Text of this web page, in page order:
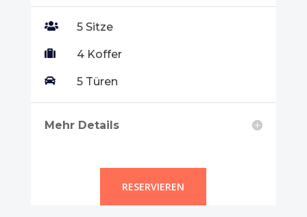
 5 Sitze
 4 Koffer
 5 Türen
Mehr Details
RESERVIEREN